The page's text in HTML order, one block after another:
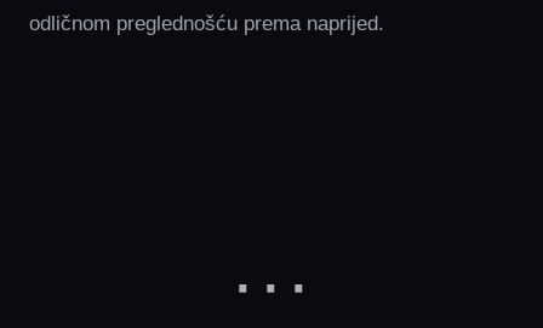
odličnom preglednošću prema naprijed.